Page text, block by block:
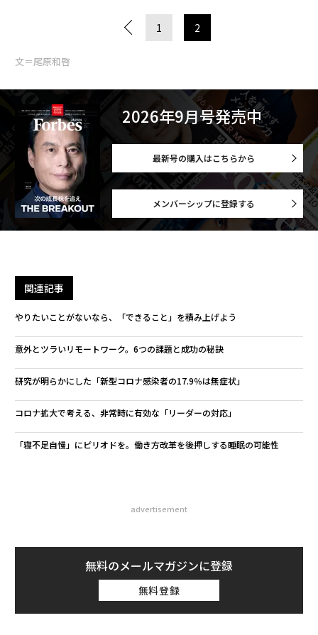
1 2
文＝尾原和啓
2026年9月号発売中
最新号の購入はこちらから
メンバーシップに登録する
関連記事
やりたいことがないなら、「できること」を積み上げよう
意外とツラいリモートワーク。6つの課題と成功の秘訣
研究が明らかにした「新型コロナ感染者の17.9％は無症状」
コロナ拡大で考える、非常時に有効な「リーダーの対応」
「寝不足自慢」にピリオドを。働き方改革を後押しする睡眠の可能性
advertisement
無料のメールマガジンに登録
無料登録